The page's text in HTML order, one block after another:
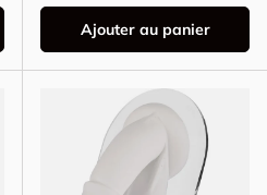
Ajouter au panier